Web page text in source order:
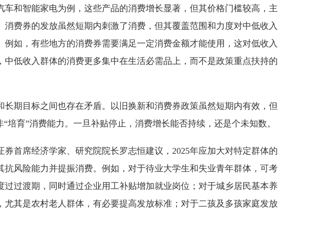
车和智能家电为例，这些产品的消费增长显著，但其价格门槛较高，主
消费券的发放虽然短期内刺激了消费，但其覆盖范围和力度对中低收入
例如，有些地方的消费券需要满足一定消费金额才能使用，这对低收入
中低收入群体的消费更多集中在生活必需品上，而不是政策重点扶持的
长期目标之间也存在矛盾。以旧换新和消费券政策虽然短期内有效，但
“培育”消费能力。一旦补贴停止，消费增长能否持续，还是个未知数。
券首席经济学家、研究院院长罗志恒建议，2025年应加大对特定群体的
抗风险能力并提振消费。例如，对于待业大学生和失业青年群体，可考
过过渡期，同时通过企业用工补贴增加就业岗位；对于城乡居民基本养
尤其是农村老人群体，有必要提高发放标准；对于二孩及多孩家庭发放